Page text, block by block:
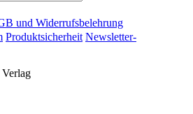
und Widerrufsbelehrung
Produktsicherheit Newsletter-